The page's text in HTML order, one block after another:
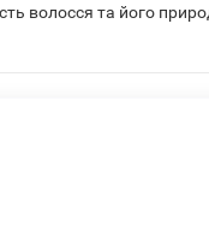
волосся та його